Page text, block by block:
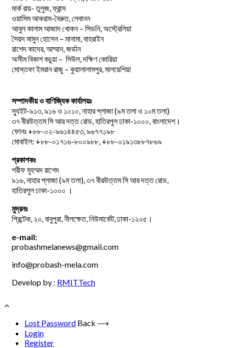
মার্ক রায়- তুলুজ, ফ্রান্স
ওয়াসিম আকরাম-বৈরুত, লেবানন
আবুল কালাম আজাদ খোকন – সিডনি, অস্ট্রেলিয়া
সৈয়দ মামুন হোসেন – মানামা, বাহরাইন
রাশেদ কাদের, আম্মান, জর্ডান
অসীম বিকাশ বড়ুয়া – সিউল, দক্ষিণ কোরিয়া
মোস্তফা ইমরান রাজু – কুয়ালালামপুর, মালয়েশিয়া
সম্পাদকীয় ও বাণিজ্যিক কার্যালয়ঃ
স্যুইট-৯১৩, ৯১৬ ও ১০১০, নাহার প্লাজা (৯ম তলা ও ১০ম তলা)
৩৭ বীরউত্তম সি আর দত্ত রোড, হাতিরপুল ঢাকা-১০০০, বাংলাদেশ।
ফোনঃ +৮৮-০২-৯৬১৪৪৫৩, ৯৬৭৭১৯৮
মোবাইল: +৮৮-০১৭১৬-৮০০৯৮৮, +৮৮-০১৯১৩৮৮৭৮৬৯
প্রকাশকঃ
শরীফ মুহম্মদ রাশেদ
৯১৬, নাহার প্লাজা (৯ম তলা), ৩৭ বীরউত্তম সি আর দত্ত রোড,
হাতিরপুল ঢাকা-১০০০ ।
মুদ্রনঃ
প্রিন্টেক, ২০, বাবুপুরা, নীলক্ষেত, নিউমার্কেট, ঢাকা-১২০৫।
e-mail:
probashmelanews@gmail.com
info@probash-mela.com
Develop by : RMITTech
Lost Password Back ⟶
Login
Register